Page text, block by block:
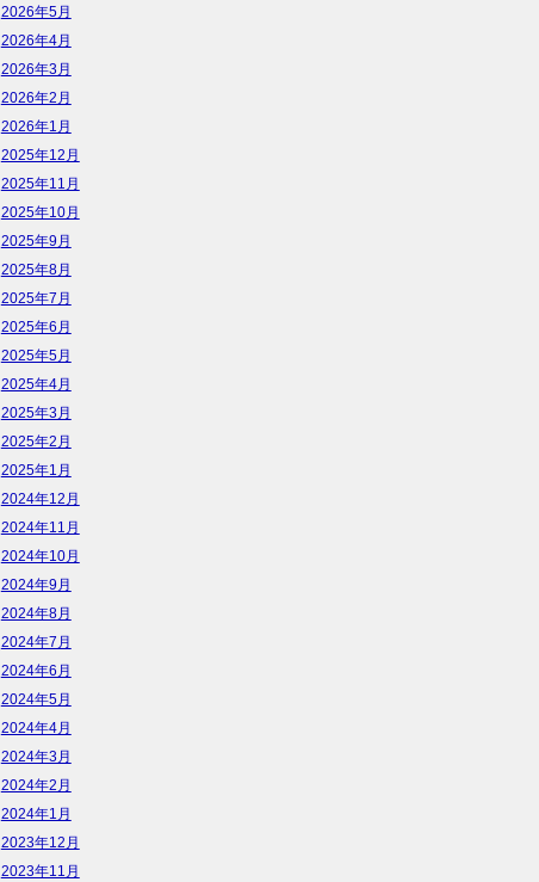
2026年5月
2026年4月
2026年3月
2026年2月
2026年1月
2025年12月
2025年11月
2025年10月
2025年9月
2025年8月
2025年7月
2025年6月
2025年5月
2025年4月
2025年3月
2025年2月
2025年1月
2024年12月
2024年11月
2024年10月
2024年9月
2024年8月
2024年7月
2024年6月
2024年5月
2024年4月
2024年3月
2024年2月
2024年1月
2023年12月
2023年11月